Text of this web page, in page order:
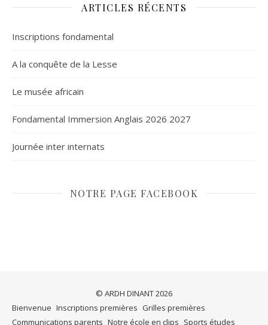
ARTICLES RÉCENTS
Inscriptions fondamental
A la conquête de la Lesse
Le musée africain
Fondamental Immersion Anglais 2026 2027
Journée inter internats
NOTRE PAGE FACEBOOK
© ARDH DINANT 2026
Bienvenue Inscriptions premières Grilles premières
Communications parents Notre école en clips Sports études